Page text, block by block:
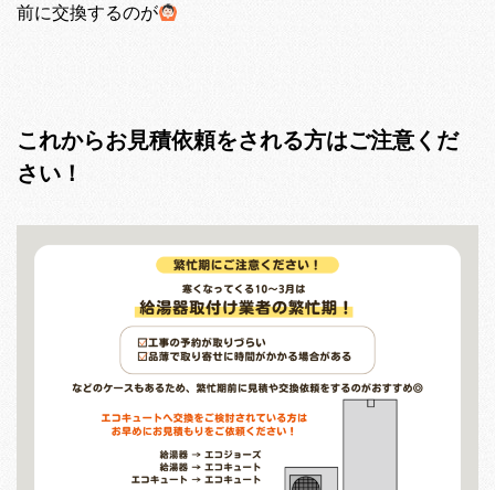
前に交換するのが
これからお見積依頼をされる方はご注意くだ
さい！